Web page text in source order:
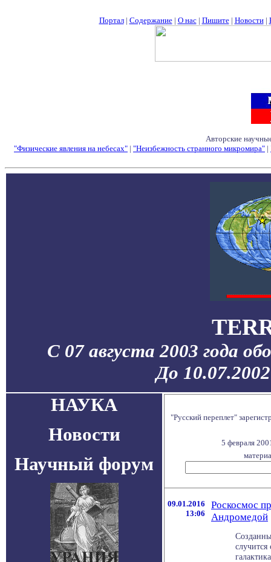
Портал| Содержание| О нас| Пишите| Новости|
Авторские
"Физические явления на небесах" | "Неизбежность странного микромира" |
С 07 августа 2003 года
До
НАУКА
Новости
Научный форум
"Русский переплет"
5 февраля
09.01.2016
13:06
Роскосмос
Андромедой